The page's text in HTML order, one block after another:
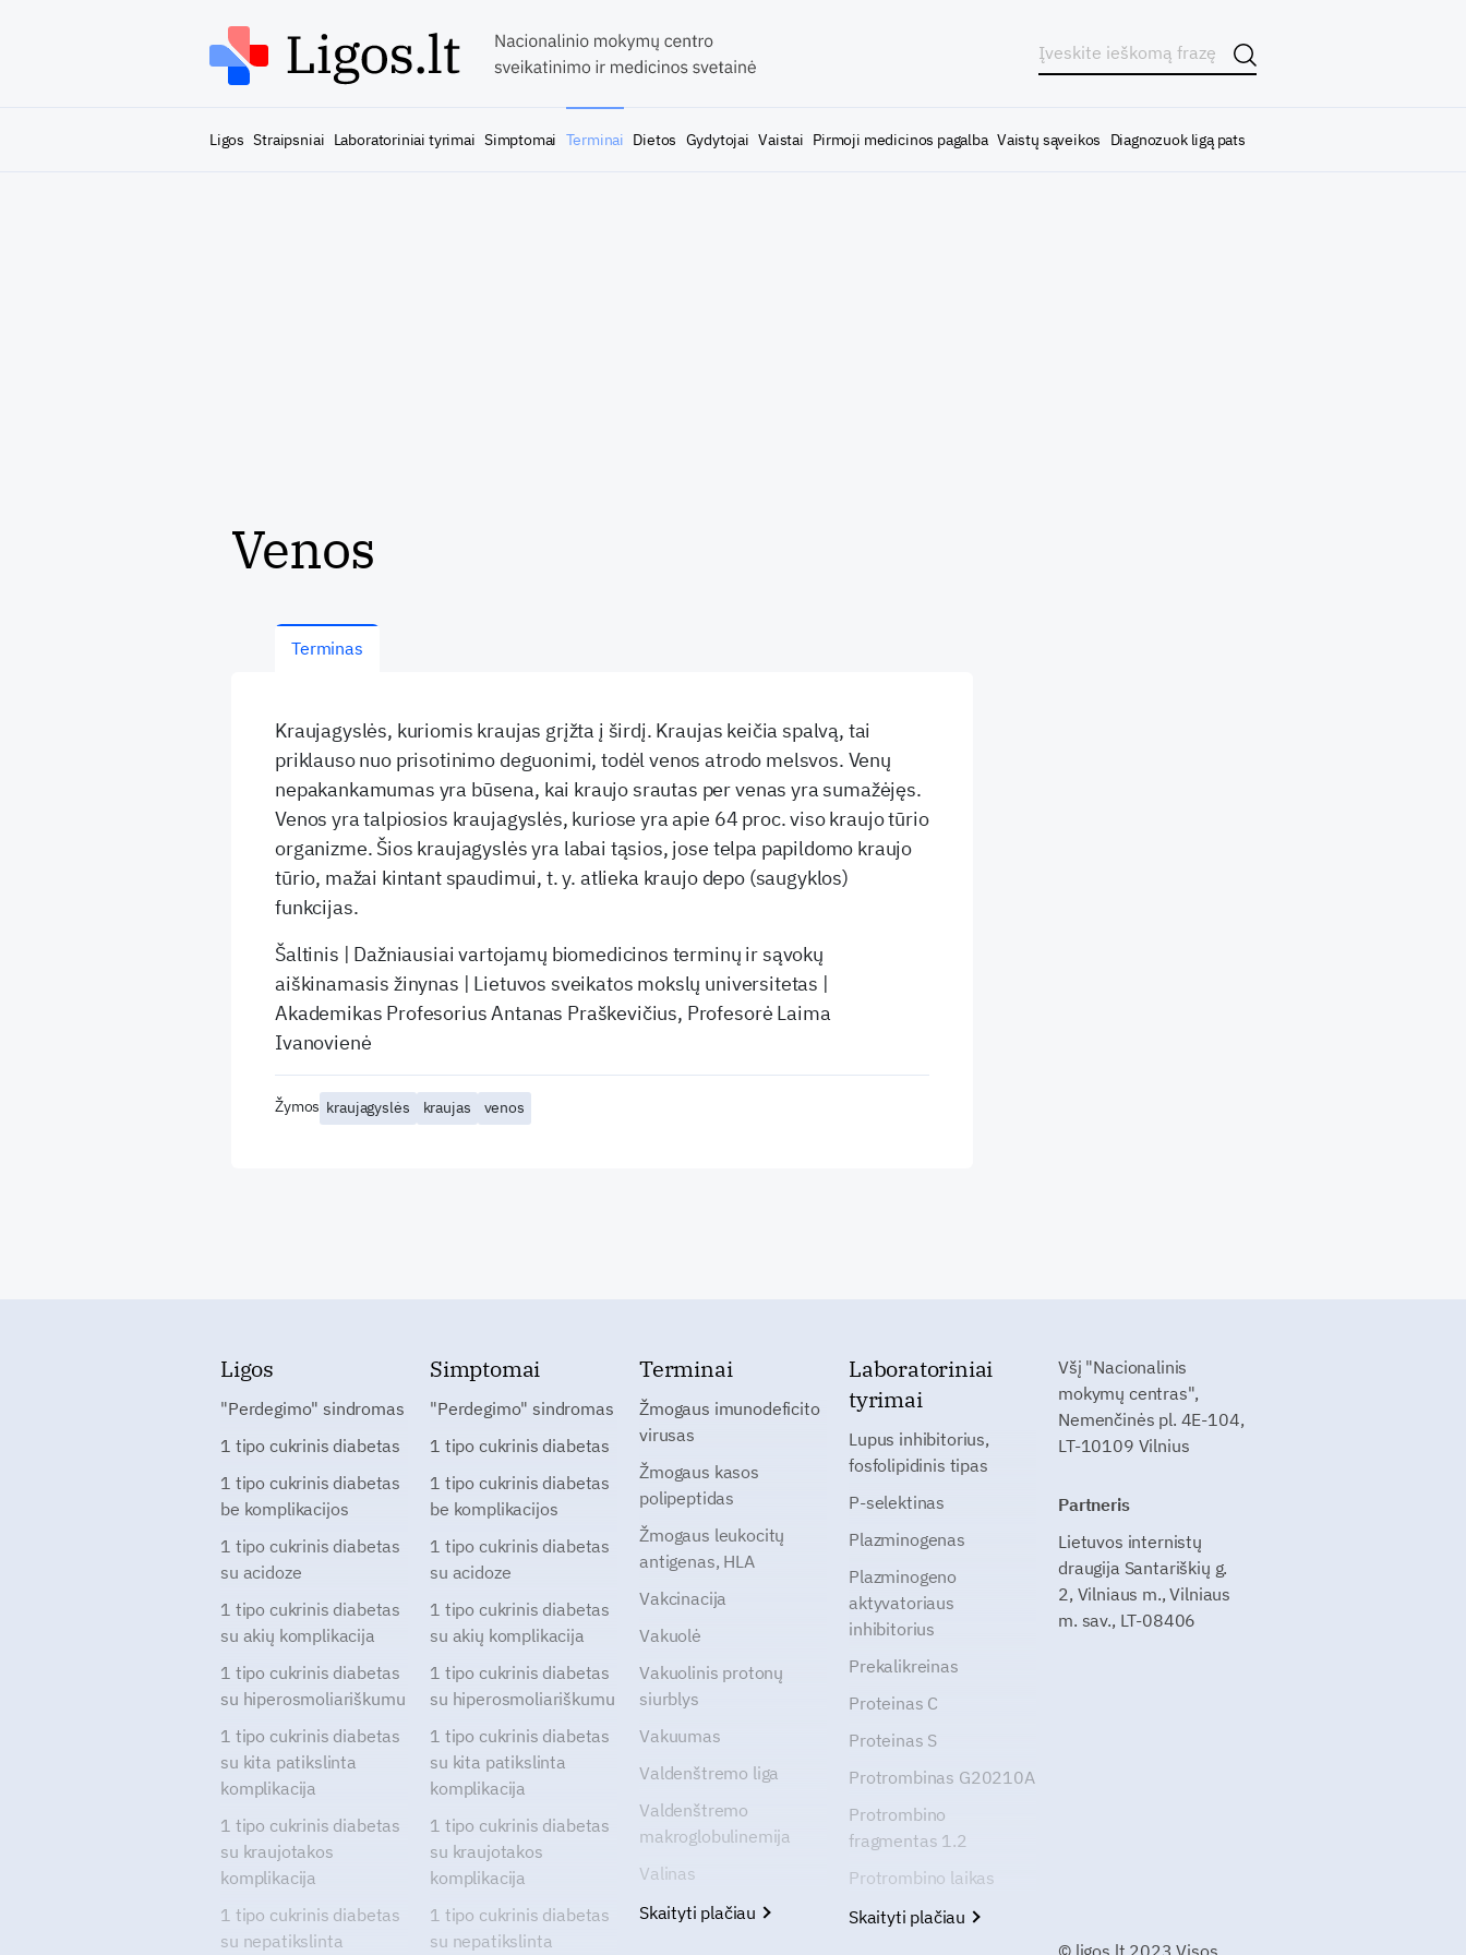
Ligos Straipsniai Laboratoriniai tyrimai Simptomai Terminai Dietos Gydytojai Vaistai Pirmoji medicinos pagalba Vaistų sąveikos Diagnozuok ligą pats
Venos
Terminas
Kraujagyslės, kuriomis kraujas grįžta į širdį. Kraujas keičia spalvą, tai
priklauso nuo prisotinimo deguonimi, todėl venos atrodo melsvos. Venų
nepakankamumas yra būsena, kai kraujo srautas per venas yra sumažėjęs.
Venos yra talpiosios kraujagyslės, kuriose yra apie 64 proc. viso kraujo tūrio
organizme. Šios kraujagyslės yra labai tąsios, jose telpa papildomo kraujo
tūrio, mažai kintant spaudimui, t. y. atlieka kraujo depo (saugyklos)
funkcijas.
Šaltinis | Dažniausiai vartojamų biomedicinos terminų ir sąvokų
aiškinamasis žinynas | Lietuvos sveikatos mokslų universitetas |
Akademikas Profesorius Antanas Praškevičius, Profesorė Laima
Ivanovienė
Žymos kraujagyslės kraujas venos
Ligos
"Perdegimo" sindromas
1 tipo cukrinis diabetas
1 tipo cukrinis diabetas
be komplikacijos
1 tipo cukrinis diabetas
su acidoze
1 tipo cukrinis diabetas
su akių komplikacija
1 tipo cukrinis diabetas
su hiperosmoliariškumu
1 tipo cukrinis diabetas
su kita patikslinta
komplikacija
1 tipo cukrinis diabetas
su kraujotakos
komplikacija
1 tipo cukrinis diabetas
su nepatikslinta
Simptomai
"Perdegimo" sindromas
1 tipo cukrinis diabetas
1 tipo cukrinis diabetas
be komplikacijos
1 tipo cukrinis diabetas
su acidoze
1 tipo cukrinis diabetas
su akių komplikacija
1 tipo cukrinis diabetas
su hiperosmoliariškumu
1 tipo cukrinis diabetas
su kita patikslinta
komplikacija
1 tipo cukrinis diabetas
su kraujotakos
komplikacija
1 tipo cukrinis diabetas
su nepatikslinta
Terminai
Žmogaus imunodeficito
virusas
Žmogaus kasos
polipeptidas
Žmogaus leukocitų
antigenas, HLA
Vakcinacija
Vakuolė
Vakuolinis protonų
siurblys
Vakuumas
Valdenštremo liga
Valdenštremo
makroglobulinemija
Valinas
Skaityti plačiau
Laboratoriniai
tyrimai
Lupus inhibitorius,
fosfolipidinis tipas
P-selektinas
Plazminogenas
Plazminogeno
aktyvatoriaus
inhibitorius
Prekalikreinas
Proteinas C
Proteinas S
Protrombinas G20210A
Protrombino
fragmentas 1.2
Protrombino laikas
Skaityti plačiau
Všį "Nacionalinis
mokymų centras",
Nemenčinės pl. 4E-104,
LT-10109 Vilnius
Partneris
Lietuvos internistų
draugija Santariškių g.
2, Vilniaus m., Vilniaus
m. sav., LT-08406
© ligos.lt 2023 Visos